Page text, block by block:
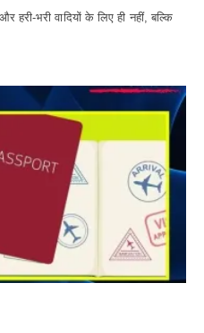
हरी-भरी वादियों के लिए ही नहीं, बल्कि